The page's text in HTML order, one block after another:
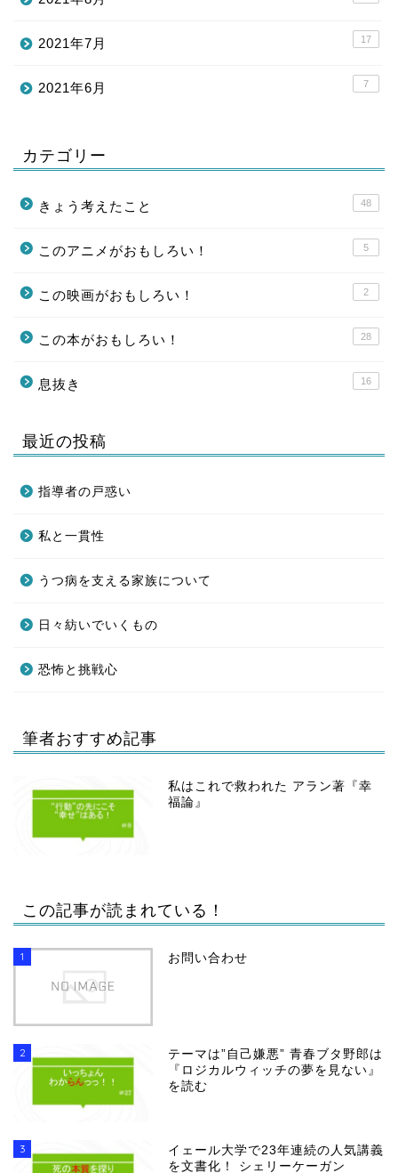
2021年7月 17
2021年6月 7
カテゴリー
きょう考えたこと 48
このアニメがおもしろい！ 5
この映画がおもしろい！ 2
この本がおもしろい！ 28
息抜き 16
最近の投稿
指導者の戸惑い
私と一貫性
うつ病を支える家族について
日々紡いでいくもの
恐怖と挑戦心
筆者おすすめ記事
私はこれで救われた アラン著『幸
福論』
この記事が読まれている！
1 お問い合わせ
2
テーマは”自己嫌悪” 青春ブタ野郎は
『ロジカルウィッチの夢を見ない』
を読む
3
イェール大学で23年連続の人気講義
を文書化！ シェリーケーガン